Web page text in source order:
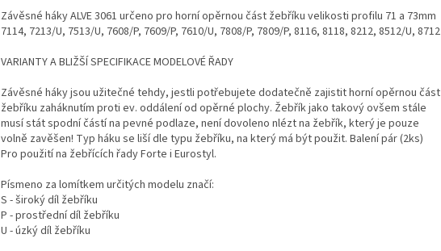
Závěsné háky ALVE 3061 určeno pro horní opěrnou část žebříku velikosti profilu 71 a 73mm
7114, 7213/U, 7513/U, 7608/P, 7609/P, 7610/U, 7808/P, 7809/P, 8116, 8118, 8212, 8512/U, 8712
VARIANTY A BLIŽŠÍ SPECIFIKACE MODELOVÉ ŘADY
Závěsné háky jsou užitečné tehdy, jestli potřebujete dodatečně zajistit horní opěrnou část
žebříku zaháknutím proti ev. oddálení od opěrné plochy. Žebřík jako takový ovšem stále
musí stát spodní částí na pevné podlaze, není dovoleno nlézt na žebřík, který je pouze
volně zavěšen! Typ háku se liší dle typu žebříku, na který má být použit. Balení pár (2ks)
Pro použití na žebřících řady Forte i Eurostyl.
Písmeno za lomítkem určitých modelu značí:
S - široký díl žebříku
P - prostřední díl žebříku
U - úzký díl žebříku